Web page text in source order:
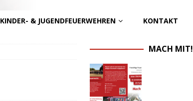
KINDER- & JUGENDFEUERWEHREN KONTAKT
MACH MIT!